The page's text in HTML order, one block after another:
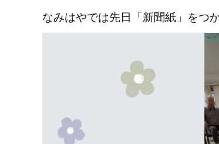
なみはやでは先日「新聞紙」をつ
動